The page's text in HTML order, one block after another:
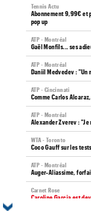
Tennis Actu
Abonnement 9,99€ et
pop up
ATP - Montréal
Gaël Monfils... ses
ATP - Montréal
Daniil Medvedev :
ATP - Cincinnati
Comme Carlos
ATP - Montréal
Alexander Zverev :
WTA - Toronto
Coco Gauff sur les
ATP - Montréal
Auger-Aliassime,
Carnet Rose
Caroline Garcia est